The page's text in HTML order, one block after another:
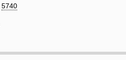
5740